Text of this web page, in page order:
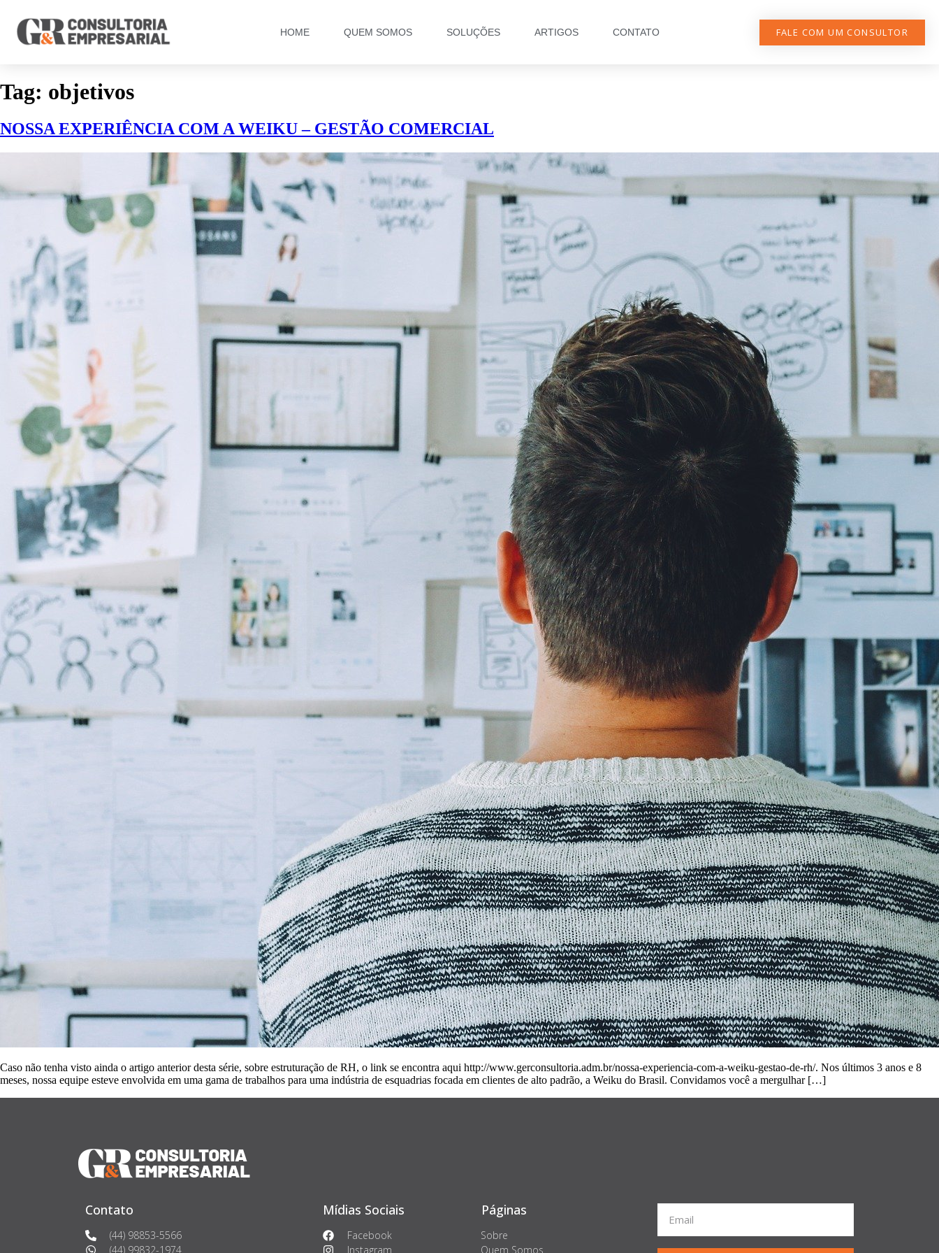
HOME QUEM SOMOS SOLUÇÕES ARTIGOS CONTATO FALE COM UM CONSULTOR
Tag: objetivos
NOSSA EXPERIÊNCIA COM A WEIKU – GESTÃO COMERCIAL
Caso não tenha visto ainda o artigo anterior desta série, sobre estruturação de RH, o link se encontra aqui http://www.gerconsultoria.adm.br/nossa-experiencia-com-a-weiku-gestao-de-rh/. Nos últimos 3 anos e 8
meses, nossa equipe esteve envolvida em uma gama de trabalhos para uma indústria de esquadrias focada em clientes de alto padrão, a Weiku do Brasil. Convidamos você a mergulhar […]
Contato
(44) 98853-5566
(44) 99832-1974
Mídias Sociais
Facebook
Instagram
Páginas
Sobre
Quem Somos